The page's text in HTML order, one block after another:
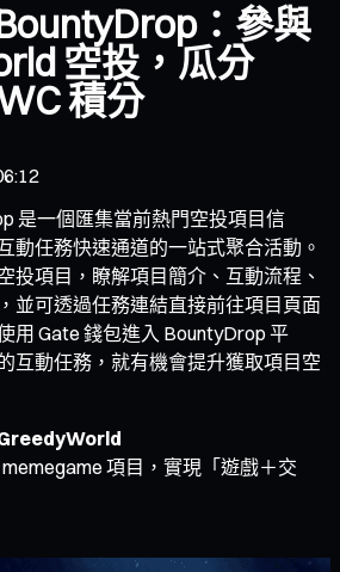
：參與
空投，瓜分
積分
是一個匯集當前熱門空投項目信
動任務快速通道的一站式聚合活動。
投項目，瞭解項目簡介、互動流程、
並可透過任務連結直接前往項目頁面
用 Gate 錢包進入 BountyDrop 平
互動任務，就有機會提升獲取項目空
項目，實現「遊戲＋交